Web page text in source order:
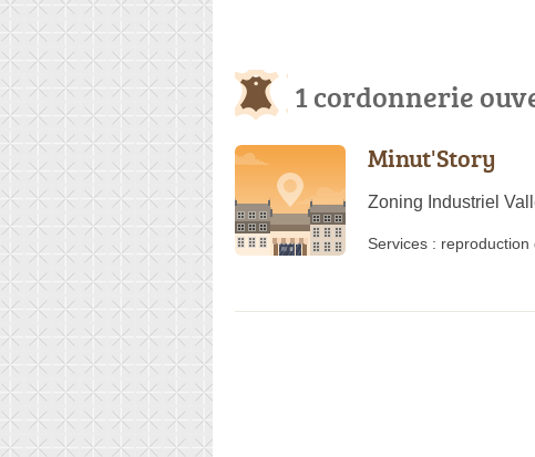
1 cordonnerie
Minut'Story
Zoning Industriel
Services : reproduction